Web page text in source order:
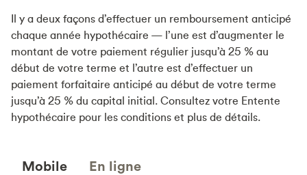
Il y a deux façons d’effectuer un remboursement anticipé
chaque année hypothécaire — l’une est d’augmenter le
montant de votre paiement régulier jusqu’à 25 % au
début de votre terme et l’autre est d’effectuer un
paiement forfaitaire anticipé au début de votre terme
jusqu’à 25 % du capital initial. Consultez votre Entente
hypothécaire pour les conditions et plus de détails.
Mobile En ligne